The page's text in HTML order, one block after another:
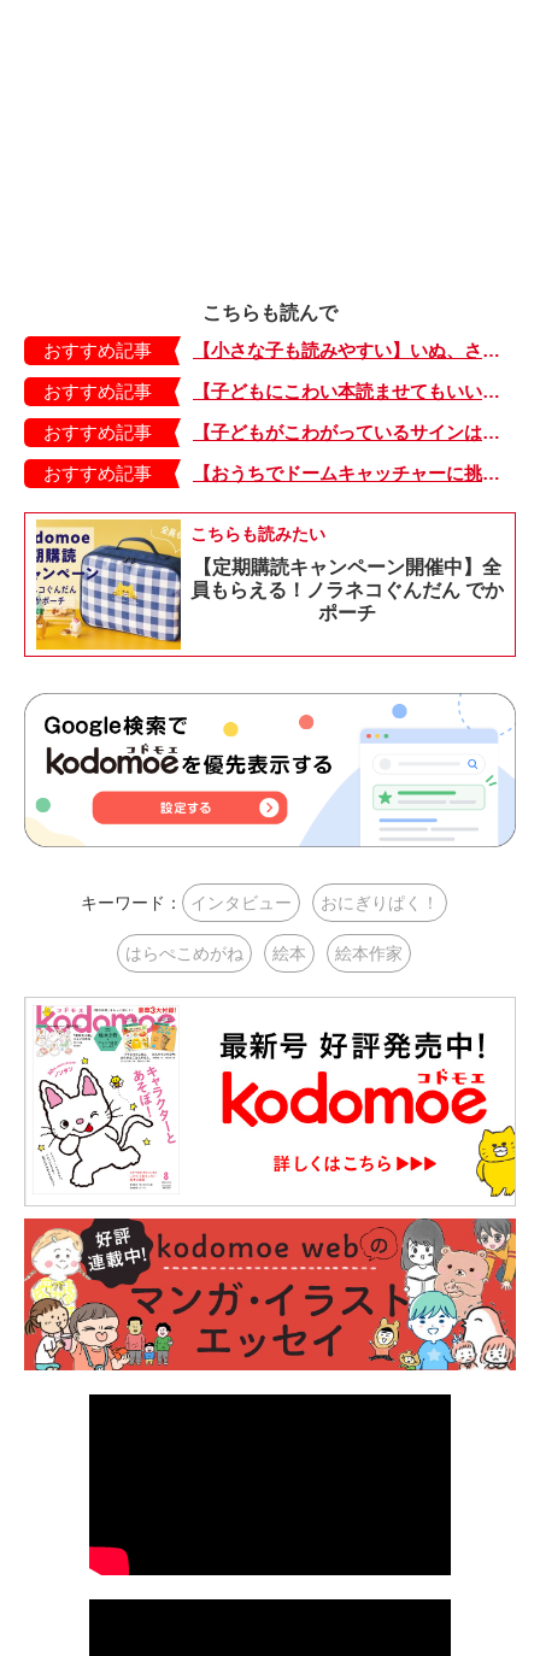
こちらも読んで
おすすめ記事
【小さな子も読みやすい】いぬ、さる、うさぎ、ゴリラにあひる…動物たちのまねっこできるかな？『まねまねっこ』発売中！
おすすめ記事
【子どもにこわい本読ませてもいいの？】「子どもはどのようなものにこわさを感じやすいのでしょうか？」
おすすめ記事
【子どもがこわがっているサインは？】「読み聞かせのとき、子どもがこわがっていると判断できるサインを教えてください！」
おすすめ記事
【おうちでドームキャッチャーに挑戦だ】アンパンマン わくわくドームキャッチャー
こちらも読みたい
【定期購読キャンペーン開催中】全
員もらえる！ノラネコぐんだん でか
ポーチ
キーワード： インタビュー おにぎりぱく！
はらぺこめがね 絵本 絵本作家